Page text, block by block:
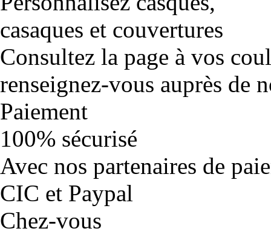
casaques et couvertures
Consultez la page à vos
renseignez-vous auprès de
Paiement
100% sécurisé
Avec nos partenaires de
CIC et Paypal
Chez-vous